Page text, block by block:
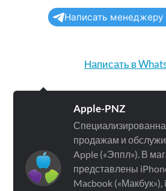
Написать менеджеру
Написать в
Apple-PNZ
продажам и
Apple («Эппл»). В
представлены
Macbook («Макбук»),